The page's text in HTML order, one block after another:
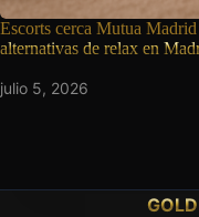
Escorts cerca Mutua
alternativas de relax en
julio 5, 2026
GOLD